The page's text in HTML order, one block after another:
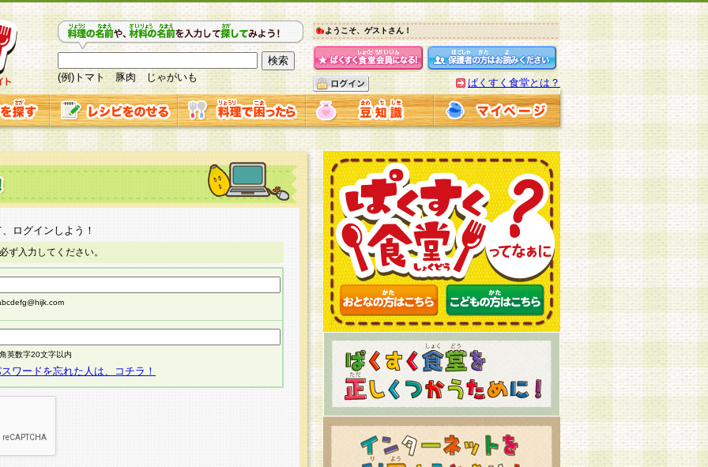
(例)トマト 豚肉 じゃがいも
ようこそ、ゲストさん！
ぱくすく食堂とは？
ログインしよう！
ず入力してください。
英数字20文字以内
ワードを忘れた人は、コチラ！